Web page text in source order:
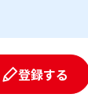
登録する